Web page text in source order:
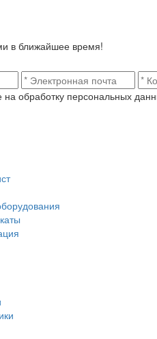
в ближайшее время!
обработку персональных